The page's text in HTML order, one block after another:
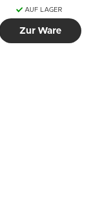
AUF LAGER
Zur Ware